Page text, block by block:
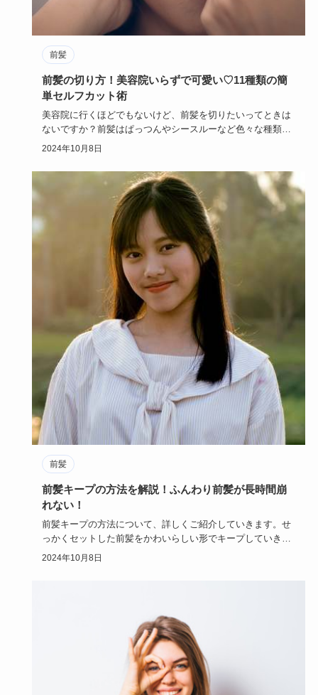
前髪
前髪の切り方！美容院いらずで可愛い♡11種類の簡
単セルフカット術
美容院に行くほどでもないけど、前髪を切りたいってときは
ないですか？前髪はぱっつんやシースルーなど色々な種類の
かわいい前髪が…
2024年10月8日
前髪
前髪キープの方法を解説！ふんわり前髪が長時間崩
れない！
前髪キープの方法について、詳しくご紹介していきます。せ
っかくセットした前髪をかわいらしい形でキープしていきた
いものですよね…
2024年10月8日